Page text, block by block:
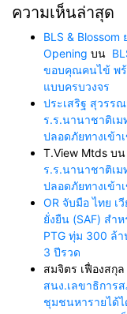
ความเห็นล่าสุด
BLS &
Opening บน
ขอบคุณคนไข้ พร้
แบบครบวงจร
ประเสริฐ สุวรร
ร.ร.นานาชาติเม
ปลอดภัยทางเข้า
T.View Mtds บน
ร.ร.นานาชาติเม
ปลอดภัยทางเข้า
OR จับมือ ไทย เ
ยั่งยืน (SAF) สำ
PTG ทุ่ม 300 ล้า
3 ปีรวด
สมจิตร เฟื่องสกุล
สนง.เลขาธิการ
ชุมชนหารายได้